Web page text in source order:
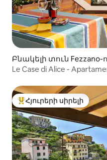
Բնակելի տուն Fezzano-
Le Case di Alice -
Հյուրերի սիրելի
Հյուրերի սիրելի